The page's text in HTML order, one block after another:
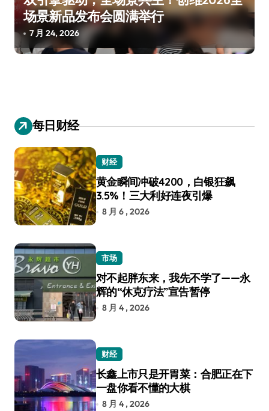
场景新品发布会圆满举行
7 月 24, 2026
每日财经
财经
黄金瞬间冲破4200，白银狂飙
3.5%！三大利好连夜引爆
8 月 6 , 2026
市场
对不起胖东来，我先不学了——永
辉的“休克疗法”宣告暂停
8 月 4 , 2026
财经
长鑫上市只是开胃菜：合肥正在下
一盘你看不懂的大棋
8 月 4 , 2026